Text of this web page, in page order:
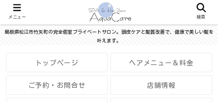
島根県松江市竹矢町の完全個室プライベートサロン。頭皮ケアと髪質改善で、健康で美しい髪を
叶えます。
トップページ ヘアメニュー＆料金
ご予約・お問合せ 店舗情報
メニュー 検索